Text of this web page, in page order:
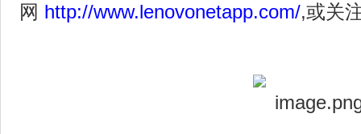
网 http://www.lenovonetapp.com/,或关